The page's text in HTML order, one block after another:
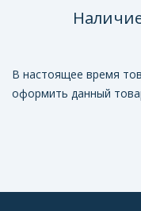
В настоящее время
оформить данный